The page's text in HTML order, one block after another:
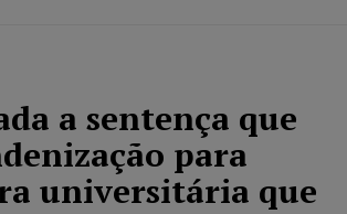
a sentença que
para
universitária que